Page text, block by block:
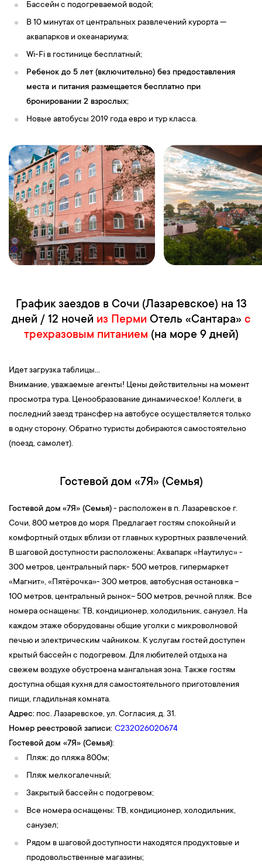
Бассейн с подогреваемой водой;
В 10 минутах от центральных развлечений курорта —
аквапарков и океанариума;
Wi-Fi в гостинице бесплатный;
Ребенок до 5 лет (включительно) без предоставления
места и питания размещается бесплатно при
бронировании 2 взрослых;
Новые автобусы 2019 года евро и тур класса.
График заездов в Сочи (Лазаревское) на 13
дней / 12 ночей из Перми Отель «Сантара» с
трехразовым питанием (на море 9 дней)
Идет загрузка таблицы...
Внимание, уважаемые агенты! Цены действительны на момент
просмотра тура. Ценообразование динамическое! Коллеги, в
последний заезд трансфер на автобусе осуществляется только
в одну сторону. Обратно туристы добираются самостоятельно
(поезд, самолет).
Гостевой дом «7Я» (Семья)
Гостевой дом «7Я» (Семья)- расположен в п. Лазаревское г.
Сочи, 800 метров до моря. Предлагает гостям спокойный и
комфортный отдых вблизи от главных курортных развлечений.
В шаговой доступности расположены: Аквапарк «Наутилус» -
300 метров, центральный парк- 500 метров, гипермаркет
«Магнит», «Пятёрочка»- 300 метров, автобусная остановка –
100 метров, центральный рынок– 500 метров, речной пляж. Все
номера оснащены: ТВ, кондиционер, холодильник, санузел. На
каждом этаже оборудованы общие уголки с микроволновой
печью и электрическим чайником. К услугам гостей доступен
крытый бассейн с подогревом. Для любителей отдыха на
свежем воздухе обустроена мангальная зона. Также гостям
доступна общая кухня для самостоятельного приготовления
пищи, гладильная комната.
Адрес: пос. Лазаревское, ул. Согласия, д. 31.
Номер реестровой записи: С232026020674
Гостевой дом «7Я» (Семья):
Пляж: до пляжа 800м;
Пляж мелкогалечный;
Закрытый бассейн с подогревом;
Все номера оснащены: ТВ, кондиционер, холодильник,
санузел;
Рядом в шаговой доступности находятся продуктовые и
продовольственные магазины;